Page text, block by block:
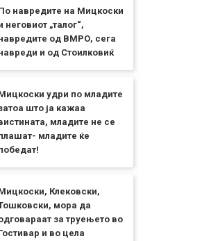
навредите на Мицкоски
неговиот „талог“,
од ВМРО, сега
и од Стоилковиќ
удри по младите
што ја кажаа
младите не се
младите ќе
Клековски,
мора да
за труењето во
и во цела